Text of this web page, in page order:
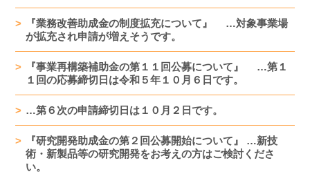
『業務改善助成金の制度拡充について』 …対象事業場
が拡充され申請が増えそうです。
『事業再構築補助金の第１１回公募について』 …第１
１回の応募締切日は令和５年１０月６日です。
…第６次の申請締切日は１０月２日です。
『研究開発助成金の第２回公募開始について』 …新技
術・新製品等の研究開発をお考えの方はご検討くださ
い。